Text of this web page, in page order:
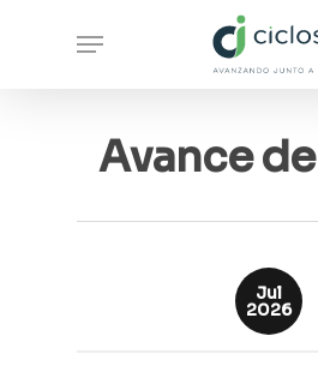
Menu
Avance
Jul
2026